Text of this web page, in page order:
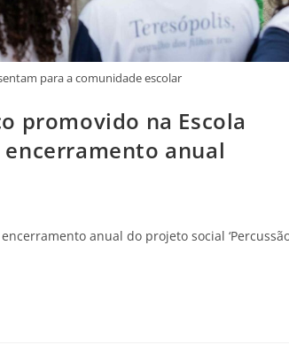
para a comunidade escolar
promovido na Escola
anual
anual do projeto social